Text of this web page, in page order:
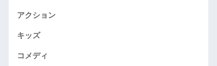
アクション
キッズ
コメディ